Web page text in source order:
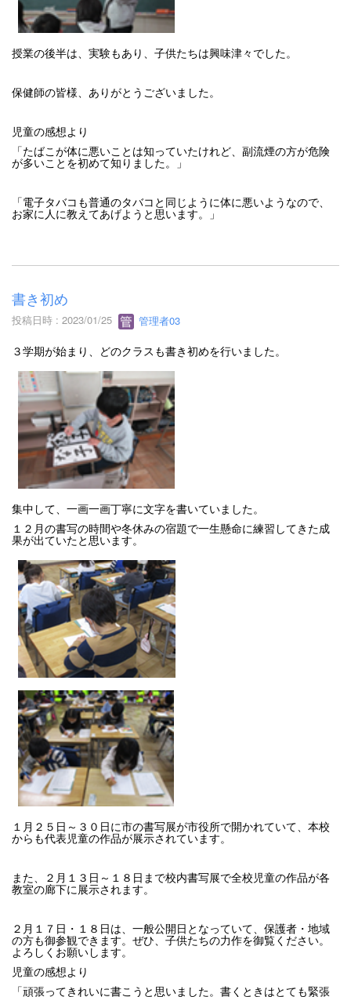
授業の後半は、実験もあり、子供たちは興味津々でした。
保健師の皆様、ありがとうございました。
児童の感想より
「たばこが体に悪いことは知っていたけれど、副流煙の方が危険
が多いことを初めて知りました。」
「電子タバコも普通のタバコと同じように体に悪いようなので、
お家に人に教えてあげようと思います。」
書き初め
投稿日時 : 2023/01/25 管理者03
３学期が始まり、どのクラスも書き初めを行いました。
集中して、一画一画丁寧に文字を書いていました。
１２月の書写の時間や冬休みの宿題で一生懸命に練習してきた成
果が出ていたと思います。
１月２５日～３０日に市の書写展が市役所で開かれていて、本校
からも代表児童の作品が展示されています。
また、２月１３日～１８日まで校内書写展で全校児童の作品が各
教室の廊下に展示されます。
２月１７日・１８日は、一般公開日となっていて、保護者・地域
の方も御参観できます。ぜひ、子供たちの力作を御覧ください。
よろしくお願いします。
児童の感想より
「頑張ってきれいに書こうと思いました。書くときはとても緊張